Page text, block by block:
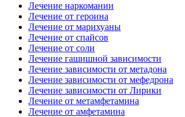
Лечение наркомании
Лечение от героина
Лечение от марихуаны
Лечение от спайсов
Лечение от соли
Лечение гашишной зависимости
Лечение зависимости от метадона
Лечение зависимости от мефедрона
Лечение зависимости от Лирики
Лечение от метамфетамина
Лечение от амфетамина